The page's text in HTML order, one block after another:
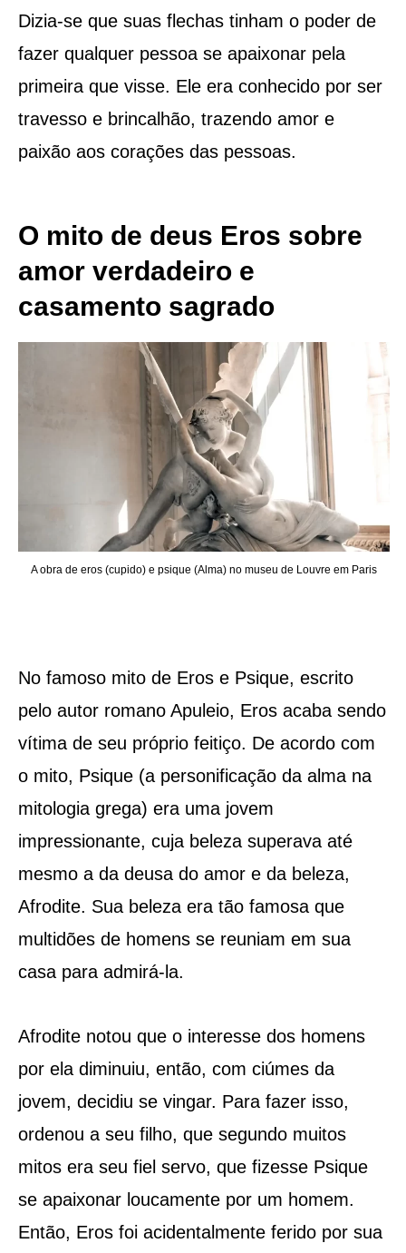
Dizia-se que suas flechas tinham o poder de
fazer qualquer pessoa se apaixonar pela
primeira que visse. Ele era conhecido por ser
travesso e brincalhão, trazendo amor e
paixão aos corações das pessoas.
O mito de deus Eros sobre
amor verdadeiro e
casamento sagrado
A obra de eros (cupido) e psique (Alma) no museu de Louvre em Paris
No famoso mito de Eros e Psique, escrito
pelo autor romano Apuleio, Eros acaba sendo
vítima de seu próprio feitiço. De acordo com
o mito, Psique (a personificação da alma na
mitologia grega) era uma jovem
impressionante, cuja beleza superava até
mesmo a da deusa do amor e da beleza,
Afrodite. Sua beleza era tão famosa que
multidões de homens se reuniam em sua
casa para admirá-la.
Afrodite notou que o interesse dos homens
por ela diminuiu, então, com ciúmes da
jovem, decidiu se vingar. Para fazer isso,
ordenou a seu filho, que segundo muitos
mitos era seu fiel servo, que fizesse Psique
se apaixonar loucamente por um homem.
Então, Eros foi acidentalmente ferido por sua